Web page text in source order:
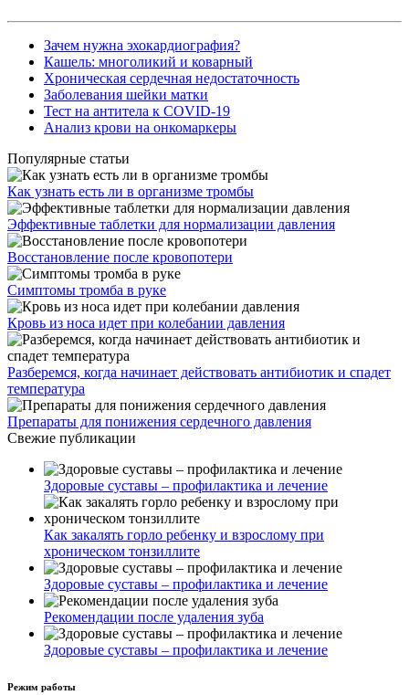
Зачем нужна эхокардиография?
Кашель: многоликий и коварный
Хроническая сердечная недостаточность
Заболевания шейки матки
Тест на антитела к COVID-19
Анализ крови на онкомаркеры
Популярные статьи
Как узнать есть ли в организме тромбы
Эффективные таблетки для нормализации давления
Восстановление после кровопотери
Симптомы тромба в руке
Кровь из носа идет при колебании давления
Разберемся, когда начинает действовать антибиотик и спадет
температура
Препараты для понижения сердечного давления
Свежие публикации
Здоровые суставы – профилактика и лечение
Как закалять горло ребенку и взрослому при
хроническом тонзиллите
Здоровые суставы – профилактика и лечение
Рекомендации после удаления зуба
Здоровые суставы – профилактика и лечение
Режим работы